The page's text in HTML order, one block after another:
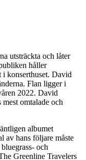
utsträckta och låter
håller
i konserthuset. David
Flan ligger i
2022. David
omtalade och
albumet
av hans följare måste
och
Greenline Travelers